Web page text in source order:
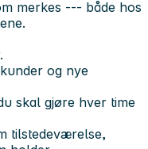
merkes --- både hos
og nye
skal gjøre hver time
tilstedeværelse,